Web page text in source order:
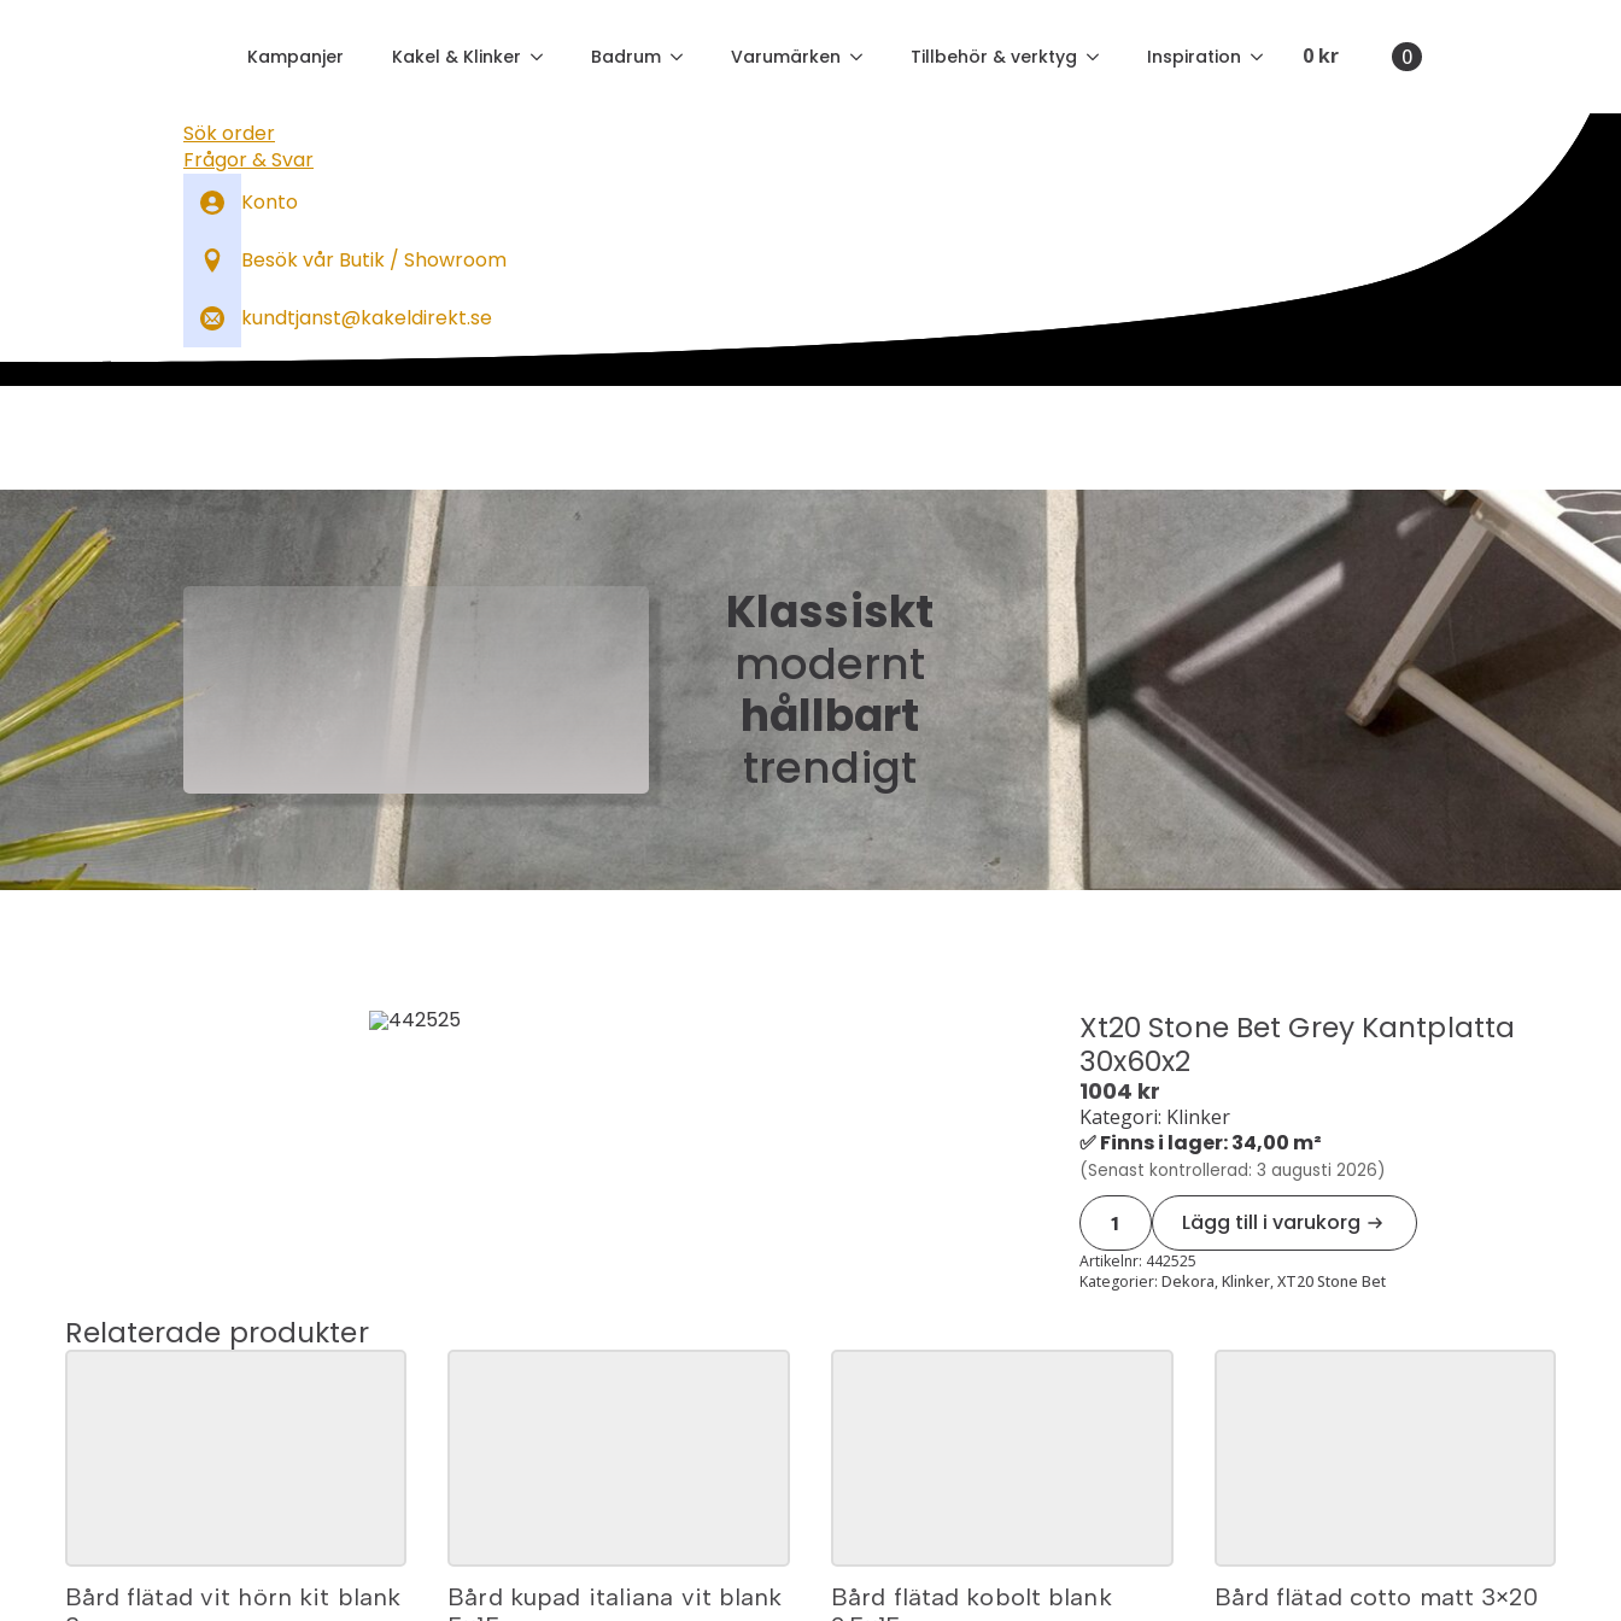
Sök order
Frågor & Svar
Konto
Besök vår Butik / Showroom
kundtjanst@kakeldirekt.se
Kampanjer Kakel & Klinker Badrum Varumärken Tillbehör & verktyg Inspiration 0 kr 0
Klassiskt
modernt
hållbart
trendigt
Xt20 Stone Bet Grey Kantplatta
30x60x2
1004 kr
Kategori: Klinker
✅ Finns i lager: 34,00 m²
(Senast kontrollerad: 3 augusti 2026)
Xt20
stone
bet
grey
kantplatta
Lägg till i varukorg
Artikelnr: 442525
Kategorier: Dekora,Klinker,XT20 Stone Bet
Relaterade produkter
Bård flätad vit hörn kit blank
Bård kupad italiana vit blank
Bård flätad kobolt blank
Bård flätad cotto matt 3×20